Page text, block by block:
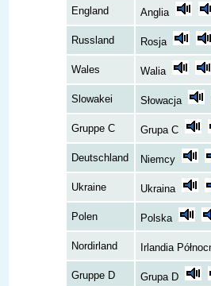
England Anglia
Russland Rosja
Wales Walia
Slowakei Słowacja
Gruppe C Grupa C
Deutschland Niemcy
Ukraine Ukraina
Polen Polska
Nordirland Irlandia
Gruppe D Grupa D